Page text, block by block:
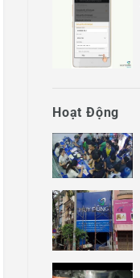
Hoạt Động